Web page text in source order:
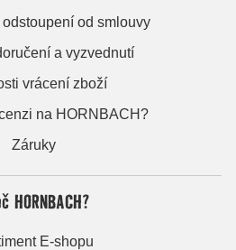
odstoupení od smlouvy
a vyzvednutí
vrácení zboží
na HORNBACH?
Záruky
HORNBACH?
E-shopu